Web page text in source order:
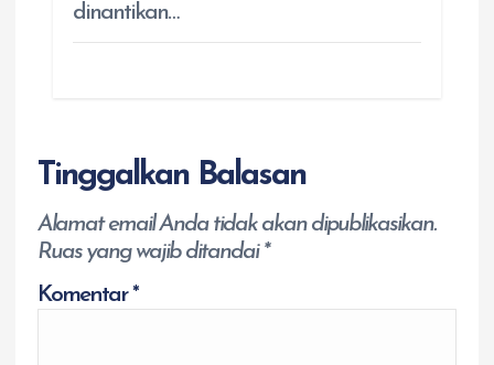
dinantikan…
Tinggalkan Balasan
Alamat email Anda tidak akan dipublikasikan.
Ruas yang wajib ditandai*
Komentar*